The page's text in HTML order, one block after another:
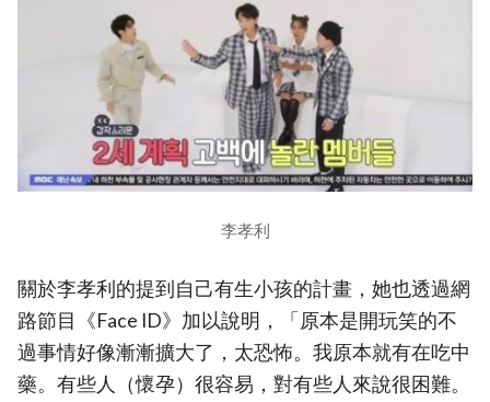
李孝利
關於李孝利的提到自己有生小孩的計畫，她也透過網
路節目《Face ID》加以說明，「原本是開玩笑的不
過事情好像漸漸擴大了，太恐怖。我原本就有在吃中
藥。有些人（懷孕）很容易，對有些人來說很困難。